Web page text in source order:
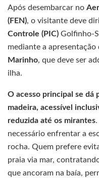
Após desembarcar no
(FEN), o visitante deve
Controle (PIC) Golfinho-
mediante a apresentação
Marinho, que deve ser
ilha.
O acesso principal se dá
madeira, acessível
reduzida até os mirantes
necessário enfrentar a
rocha. Quem prefere
praia via mar,
que ancoram na baía,